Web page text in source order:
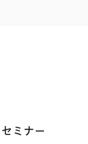
セミナー